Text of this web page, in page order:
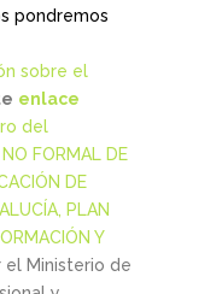
pondremos
sobre el
enlace
del
FORMAL DE
DE
PLAN
Y
el Ministerio de